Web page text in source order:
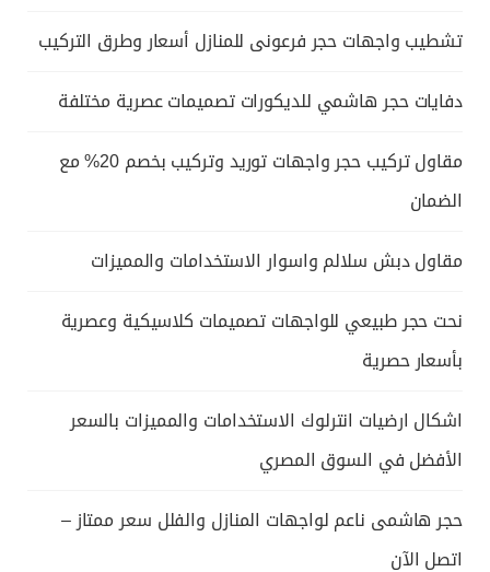
تشطيب واجهات حجر فرعونى للمنازل أسعار وطرق التركيب
دفايات حجر هاشمي للديكورات تصميمات عصرية مختلفة
مقاول تركيب حجر واجهات توريد وتركيب بخصم 20% مع
الضمان
مقاول دبش سلالم واسوار الاستخدامات والمميزات
نحت حجر طبيعي للواجهات تصميمات كلاسيكية وعصرية
بأسعار حصرية
اشكال ارضيات انترلوك الاستخدامات والمميزات بالسعر
الأفضل في السوق المصري
حجر هاشمى ناعم لواجهات المنازل والفلل سعر ممتاز –
اتصل الآن